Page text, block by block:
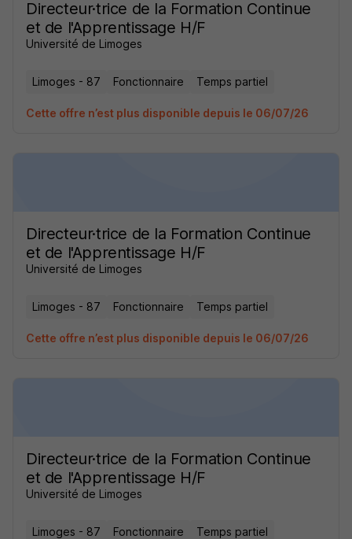
Directeur·trice de la Formation Continue
et de l'Apprentissage H/F
Université de Limoges
Limoges - 87 Fonctionnaire Temps partiel
Cette offre n’est plus disponible depuis le 06/07/26
Directeur·trice de la Formation Continue
et de l'Apprentissage H/F
Université de Limoges
Limoges - 87 Fonctionnaire Temps partiel
Cette offre n’est plus disponible depuis le 06/07/26
Directeur·trice de la Formation Continue
et de l'Apprentissage H/F
Université de Limoges
Limoges - 87 Fonctionnaire Temps partiel